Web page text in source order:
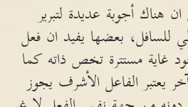
هناك أجوبة عديدة لتبرير
للسافل، بعضها يفيد ان فعل
غاية مستترة تخص ذاته كما
يعتبر الفاعل الأشرف يجوز